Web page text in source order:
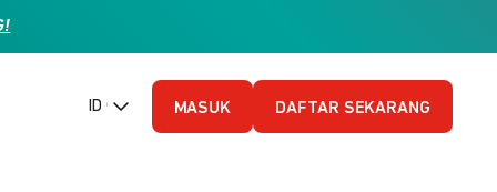
ID (Bahasa Indonesia)
MASUK DAFTAR SEKARANG